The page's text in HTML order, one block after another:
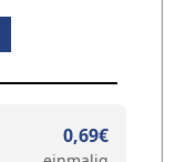
0,69€